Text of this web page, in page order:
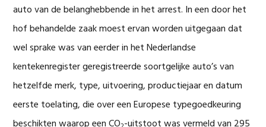
auto van de belanghebbende in het arrest. In een door het
hof behandelde zaak moest ervan worden uitgegaan dat
wel sprake was van eerder in het Nederlandse
kentekenregister geregistreerde soortgelijke auto’s van
hetzelfde merk, type, uitvoering, productiejaar en datum
eerste toelating, die over een Europese typegoedkeuring